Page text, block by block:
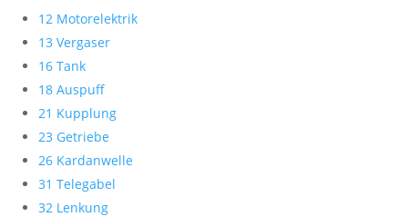
12 Motorelektrik
13 Vergaser
16 Tank
18 Auspuff
21 Kupplung
23 Getriebe
26 Kardanwelle
31 Telegabel
32 Lenkung